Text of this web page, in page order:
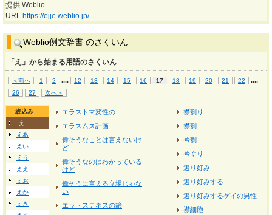
提供 Weblio
URL https://ejje.weblio.jp/
Weblio例文辞書 のさくいん
「え」から始まる用語のさくいん
＜前へ 1 2 .... 12 13 14 15 16 17 18 19 20 21 22 ....
26 27 次へ＞
絞込み
え
えあ
えい
えう
ええ
えお
えか
えき
エラストマ変性の
エラスムス計画
偉そうなことは言えないけ
ど
偉そうなのはわかっている
けど
偉そうに言える立場じゃな
い
エラトステネスの篩
襟刳り
襟刳
衿刳
衿ぐり
選り好み
選り好みする
選り好みするゲイの男性
襟細胞